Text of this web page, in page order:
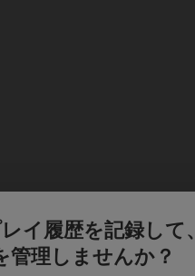
イ履歴を記録して、
管理しませんか？